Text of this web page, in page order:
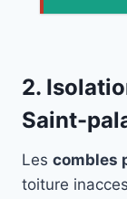
2.
Saint-
Les combles
toiture